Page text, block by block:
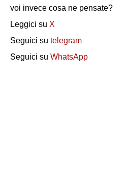
voi invece cosa ne pensate?
Leggici su X
Seguici su telegram
Seguici su WhatsApp